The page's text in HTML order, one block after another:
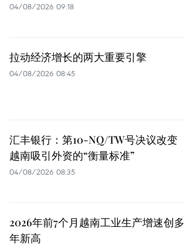
04/08/2026 09:18
拉动经济增长的两大重要引擎
04/08/2026 08:45
汇丰银行：第10-NQ/TW号决议改变
越南吸引外资的“衡量标准”
04/08/2026 08:35
2026年前7个月越南工业生产增速创多
年新高